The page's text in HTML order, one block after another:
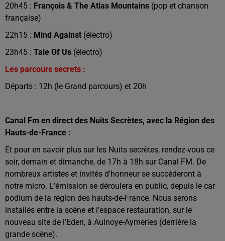
20h45 : François & The Atlas Mountains (pop et chanson
française)
22h15 : Mind Against (électro)
23h45 : Tale Of Us (électro)
Les parcours secrets :
Départs : 12h (le Grand parcours) et 20h
Canal Fm en direct des Nuits Secrètes, avec la Région des
Hauts-de-France :
Et pour en savoir plus sur les Nuits secrètes, rendez-vous ce
soir, demain et dimanche, de 17h à 18h sur Canal FM. De
nombreux artistes et invités d’honneur se succèderont à
notre micro. L’émission se déroulera en public, depuis le car
podium de la région des hauts-de-France. Nous serons
installés entre la scène et l’espace restauration, sur le
nouveau site de l’Eden, à Aulnoye-Aymeries (derrière la
grande scène).